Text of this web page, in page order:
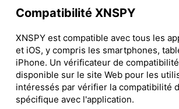
Compatibilité XNSPY
XNSPY est compatible avec tous les
et iOS, y compris les smartphones,
iPhone. Un vérificateur de
disponible sur le site Web pour les
intéressés par vérifier la compatibilité
spécifique avec l'application.